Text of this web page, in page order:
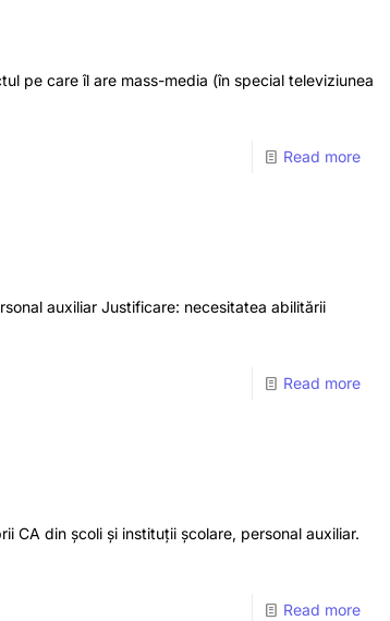
pe care îl are mass-media (în special televiziunea
Read more
auxiliar Justificare: necesitatea abilitării
Read more
CA din școli și instituții școlare, personal auxiliar.
Read more